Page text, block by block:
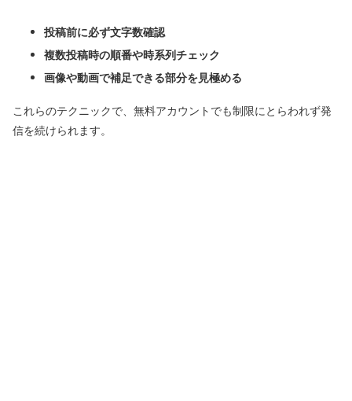
投稿前に必ず文字数確認
複数投稿時の順番や時系列チェック
画像や動画で補足できる部分を見極める
これらのテクニックで、無料アカウントでも制限にとらわれず発
信を続けられます。